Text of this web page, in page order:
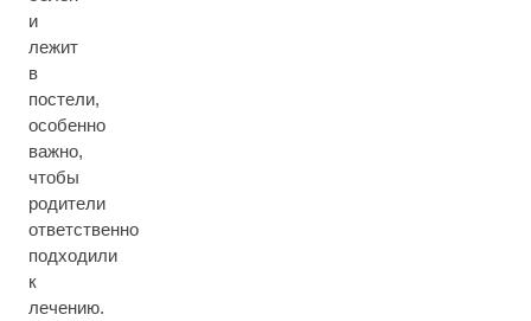
и
лежит
в
постели,
особенно
важно,
чтобы
родители
ответственно
подходили
к
лечению.